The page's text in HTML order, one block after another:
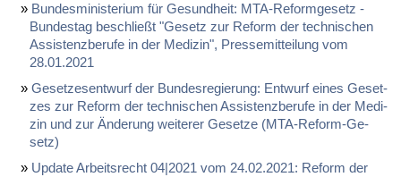
Bun­des­mi­nis­te­ri­um für Ge­sund­heit: MTA-Re­form­ge­setz -
Bun­des­tag be­schließt "Ge­setz zur Re­form der tech­ni­schen
As­sis­tenz­be­ru­fe in der Me­di­zin", Pres­se­mit­tei­lung vom
28.01.2021
Ge­set­zes­ent­wurf der Bun­des­re­gie­rung: Ent­wurf ei­nes Ge­set­
zes zur Re­form der tech­ni­schen As­sis­tenz­be­ru­fe in der Me­di­
zin und zur Än­de­rung wei­te­rer Ge­set­ze (MTA-Re­form-Ge­
setz)
Up­date Ar­beits­recht 04|2021 vom 24.02.2021: Re­form der